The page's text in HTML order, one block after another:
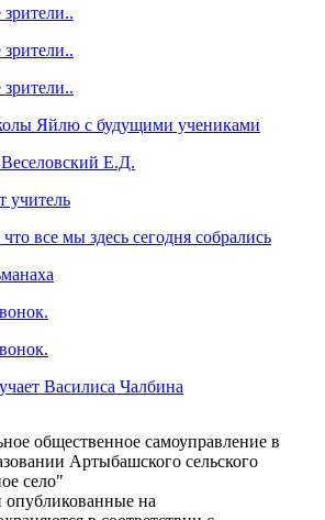
общественное самоуправление в
Артыбашского сельского
село"
опубликованные на